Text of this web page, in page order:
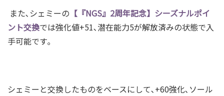
また､シェミーの 【『NGS』2周年記念】シーズナルポイ
ント交換では強化値+51､潜在能力5が解放済みの状態で入
手可能です｡
シェミーと交換したものをベースにして､+60強化､ソール